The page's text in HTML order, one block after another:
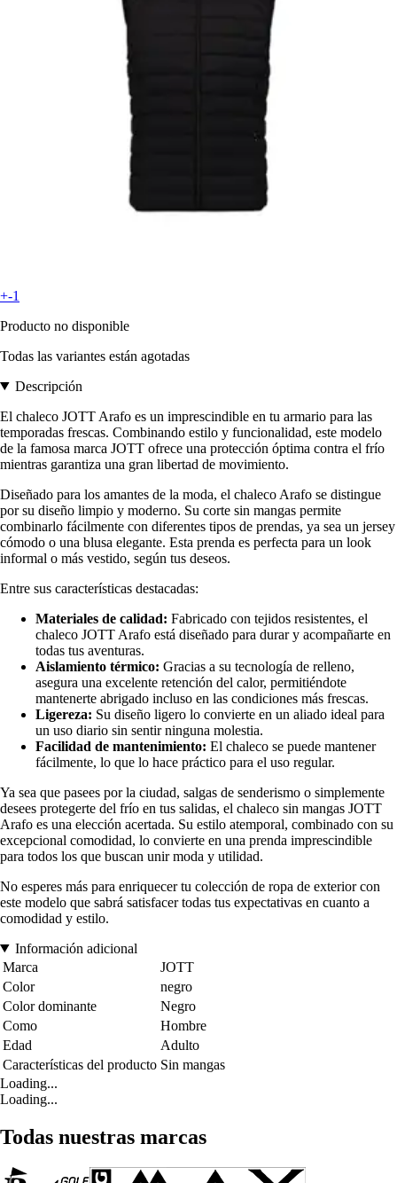
+-1
Producto no disponible
Todas las variantes están agotadas
Descripción
El chaleco JOTT Arafo es un imprescindible en tu armario para las
temporadas frescas. Combinando estilo y funcionalidad, este modelo
de la famosa marca JOTT ofrece una protección óptima contra el frío
mientras garantiza una gran libertad de movimiento.
Diseñado para los amantes de la moda, el chaleco Arafo se distingue
por su diseño limpio y moderno. Su corte sin mangas permite
combinarlo fácilmente con diferentes tipos de prendas, ya sea un jersey
cómodo o una blusa elegante. Esta prenda es perfecta para un look
informal o más vestido, según tus deseos.
Entre sus características destacadas:
Materiales de calidad: Fabricado con tejidos resistentes, el
chaleco JOTT Arafo está diseñado para durar y acompañarte en
todas tus aventuras.
Aislamiento térmico: Gracias a su tecnología de relleno,
asegura una excelente retención del calor, permitiéndote
mantenerte abrigado incluso en las condiciones más frescas.
Ligereza: Su diseño ligero lo convierte en un aliado ideal para
un uso diario sin sentir ninguna molestia.
Facilidad de mantenimiento: El chaleco se puede mantener
fácilmente, lo que lo hace práctico para el uso regular.
Ya sea que pasees por la ciudad, salgas de senderismo o simplemente
desees protegerte del frío en tus salidas, el chaleco sin mangas JOTT
Arafo es una elección acertada. Su estilo atemporal, combinado con su
excepcional comodidad, lo convierte en una prenda imprescindible
para todos los que buscan unir moda y utilidad.
No esperes más para enriquecer tu colección de ropa de exterior con
este modelo que sabrá satisfacer todas tus expectativas en cuanto a
comodidad y estilo.
Información adicional
Marca
JOTT
Color
negro
Color dominante
Negro
Como
Hombre
Edad
Adulto
Características del producto Sin mangas
Loading...
Loading...
Todas nuestras marcas